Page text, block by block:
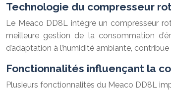
Technologie du compresseur
Le Meaco DD8L intègre un compresseur
meilleure gestion de la consommation
d’adaptation à l’humidité ambiante,
Fonctionnalités influençant la
Plusieurs fonctionnalités du Meaco DD8L